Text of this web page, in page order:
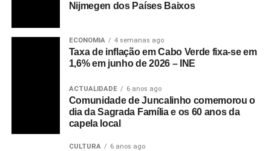
Nijmegen dos Países Baixos
ECONOMIA 4 semanas ago
Taxa de inflação em Cabo Verde fixa-se em
1,6% em junho de 2026 – INE
ACTUALIDADE 6 anos ago
Comunidade de Juncalinho comemorou o
dia da Sagrada Família e os 60 anos da
capela local
CULTURA 6 anos ago